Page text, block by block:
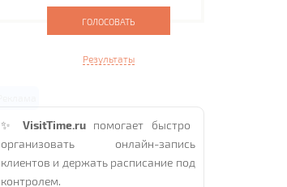
Результаты
✨VisitTime.ru помогает быстро
организовать онлайн-запись
клиентов и держать расписание под
контролем.